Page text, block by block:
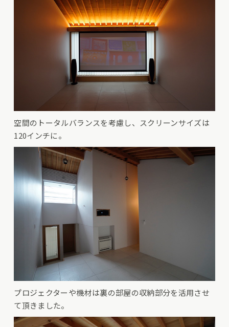
空間のトータルバランスを考慮し、スクリーンサイズは
120インチに。
プロジェクターや機材は裏の部屋の収納部分を活用させ
て頂きました。